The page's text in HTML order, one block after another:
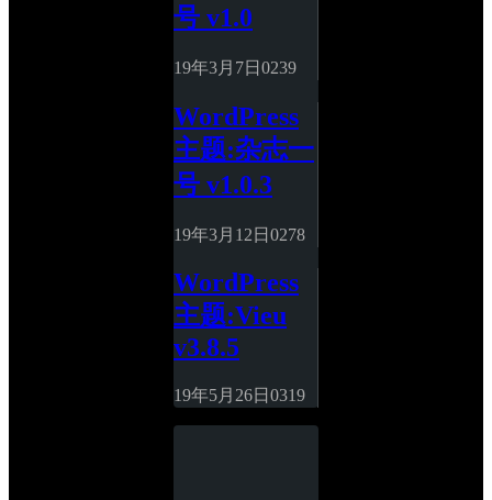
号 v1.0
19年3月7日 0239
WordPress
主题:杂志一
号 v1.0.3
19年3月12日 0278
WordPress
主题:Vieu
v3.8.5
19年5月26日 0319